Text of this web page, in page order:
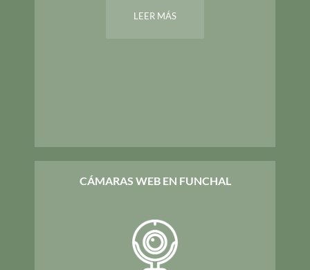
LEER MÁS
CÁMARAS WEB EN FUNCHAL